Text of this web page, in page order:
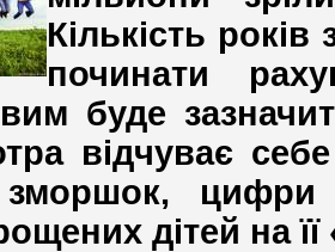
Кількість
починати
буде
відчуває
зморшок,
дітей на